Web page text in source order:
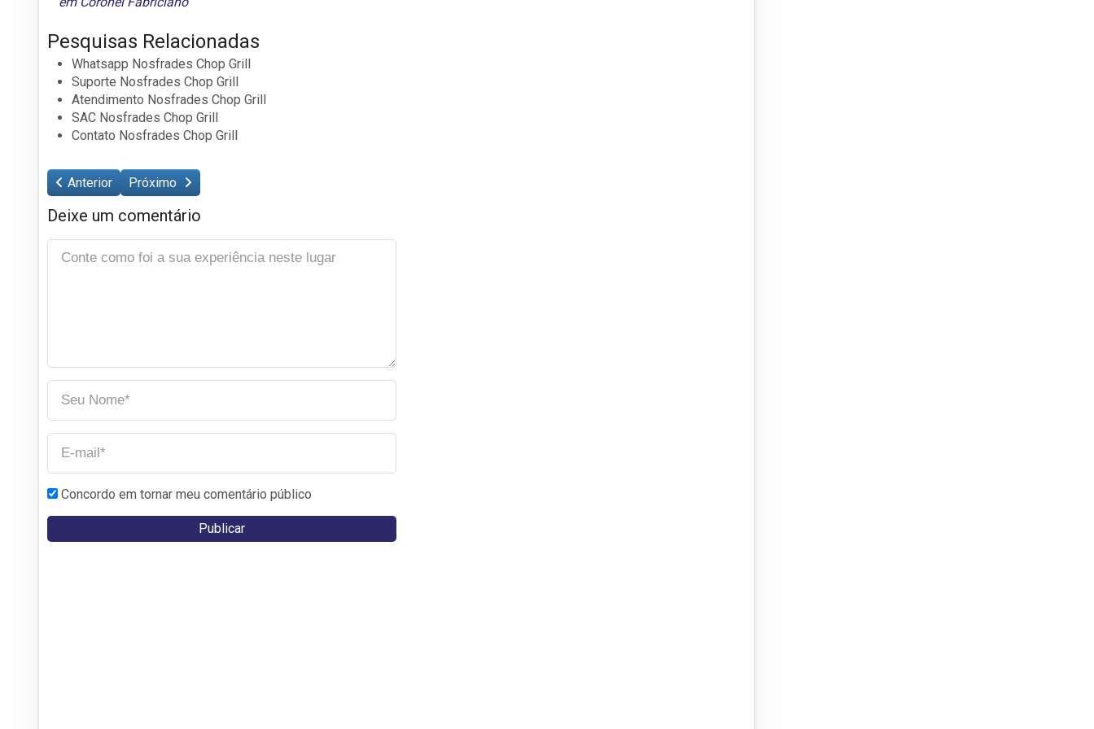
Pesquisas Relacionadas
Whatsapp Nosfrades Chop Grill
Suporte Nosfrades Chop Grill
Atendimento Nosfrades Chop Grill
SAC Nosfrades Chop Grill
Contato Nosfrades Chop Grill
Anterior Próximo
Deixe um comentário
Concordo em tornar meu comentário público